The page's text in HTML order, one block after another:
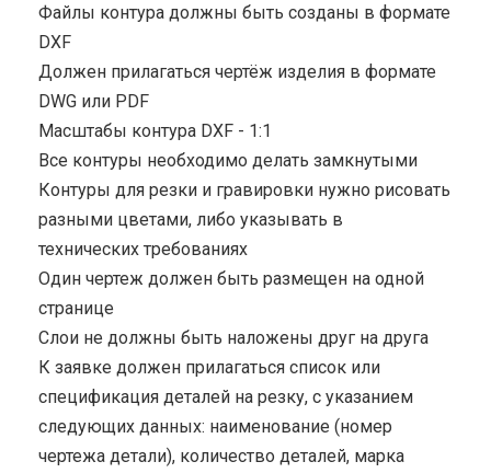
Файлы контура должны быть созданы в формате
DXF
Должен прилагаться чертёж изделия в формате
DWG или PDF
Масштабы контура DXF - 1:1
Все контуры необходимо делать замкнутыми
Контуры для резки и гравировки нужно рисовать
разными цветами, либо указывать в
технических требованиях
Один чертеж должен быть размещен на одной
странице
Cлои не должны быть наложены друг на друга
К заявке должен прилагаться список или
спецификация деталей на резку, с указанием
следующих данных: наименование (номер
чертежа детали), количество деталей, марка